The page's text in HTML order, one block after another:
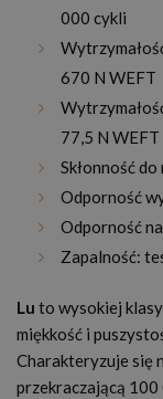
000 cykli
670 N WEFT
77,5 N WEFT
Skłonność
Odporność
Odporność
Zapalność:
Lu to wysokiej
miękkość i
Charakteryzuje się
przekraczającą